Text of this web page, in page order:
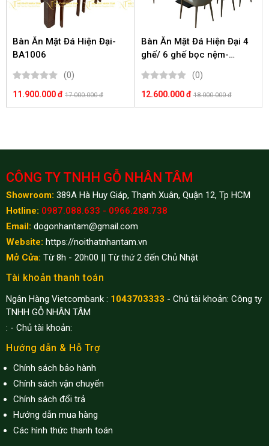
Bàn Ăn Mặt Đá Hiện Đại-
BA1006
(0)
11.900.000 đ 17.000.000 đ
Bàn Ăn Mặt Đá Hiện Đại 4
ghế/ 6 ghế bọc nệm-
(0)
12.600.000 đ18.000.000 đ
CÔNG TY TNHH GỖ NHÂN TÂM
Showroom: 389A Hà Huy Giáp, Thạnh Xuân, Quận 12, Tp HCM
Hotline: 0987.088.633 - 0966.288.738
Email: dogonhantam@gmail.com
Website: https://noithatnhantam.vn
Mở Cửa: Từ 8h - 20h00 || Từ thứ 2 đến Chủ Nhật
Tài khoản thanh toán
Ngân Hàng Vietcombank : 1043703333 - Chủ tài khoản: Công ty
TNHH GỖ NHÂN TÂM
: - Chủ tài khoản:
Hướng dẫn & Hỗ Trợ
Chính sách bảo hành
Chính sách vận chuyển
Chính sách đổi trả
Hướng dẫn mua hàng
Các hình thức thanh toán